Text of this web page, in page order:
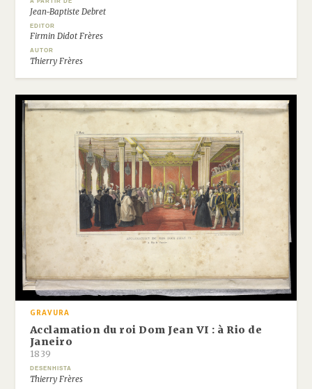
Jean-Baptiste Debret
EDITOR
Firmin Didot Frères
AUTOR
Thierry Frères
GRAVURA
Acclamation du roi Dom Jean VI : à Rio de
Janeiro
1839
DESENHISTA
Thierry Frères